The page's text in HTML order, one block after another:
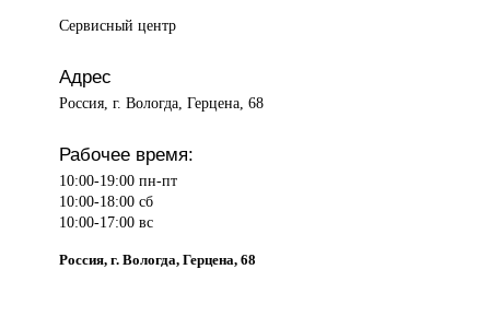
Сервисный центр
Адрес
Россия, г. Вологда, Герцена, 68
Рабочее время:
10:00-19:00 пн-пт
10:00-18:00 сб
10:00-17:00 вс
Россия, г. Вологда, Герцена, 68